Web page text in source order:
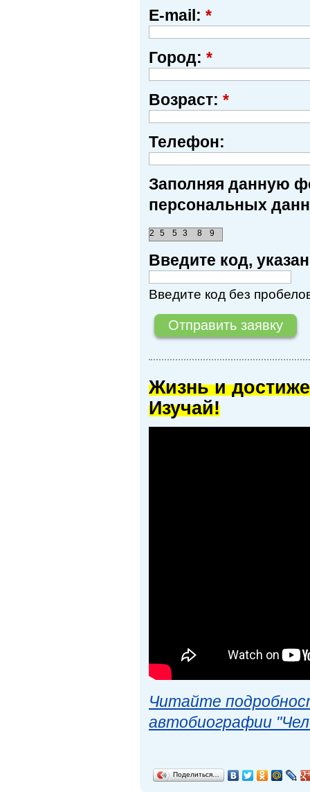
E-mail: *
Город: *
Возраст: *
Телефон:
Заполняя данную
персональных
2 5 5 3 8 9
Введите код,
Введите код без
Жизнь и
Изучай!
Читайте
автобиографии
Поделиться…